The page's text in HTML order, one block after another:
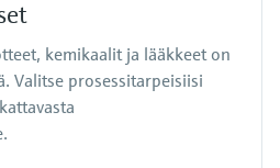
kemikaalit ja lääkkeet on
Valitse prosessitarpeisiisi